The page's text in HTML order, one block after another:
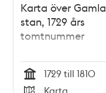
Karta över Gamla
stan, 1729 års
tomtnummer
Tid
1729 till 1810
Karta